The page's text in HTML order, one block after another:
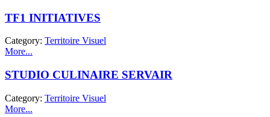
TF1 INITIATIVES
Category: Territoire Visuel
More...
STUDIO CULINAIRE SERVAIR
Category: Territoire Visuel
More...